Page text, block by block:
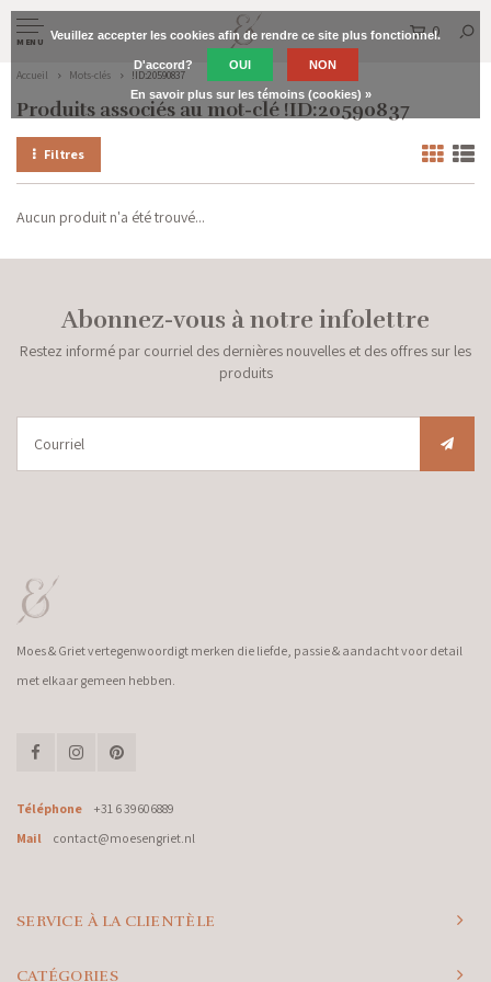
MENU
0
Accueil Mots-clés !ID:20590837
Produits associés au mot-clé !ID:20590837
Filtres
Aucun produit n'a été trouvé...
Abonnez-vous à notre infolettre
Restez informé par courriel des dernières nouvelles et des offres sur les
produits
Moes & Griet vertegenwoordigt merken die liefde, passie & aandacht voor detail
met elkaar gemeen hebben.
Téléphone
+31 6 39606889
Mail
contact@moesengriet.nl
SERVICE À LA CLIENTÈLE
CATÉGORIES
Veuillez accepter les cookies afin de rendre ce site plus fonctionnel.
D'accord? OUI NON
En savoir plus sur les témoins (cookies) »